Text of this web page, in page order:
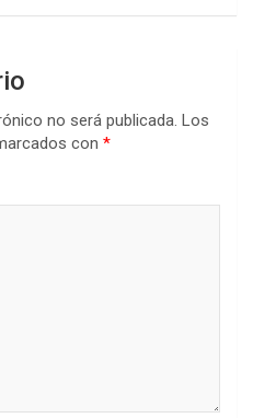
no será publicada. Los
con *